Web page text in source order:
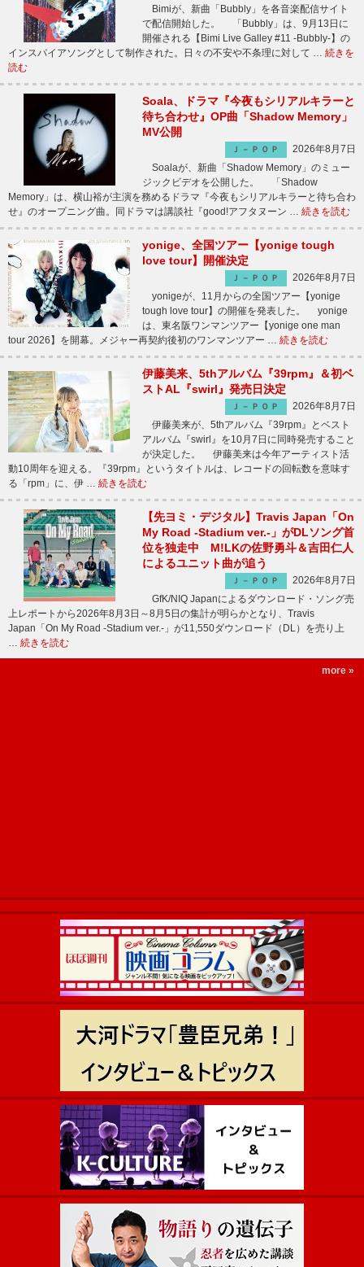
Bimiが、新曲「Bubbly」を各音楽配信サイト
で配信開始した。 「Bubbly」は、9月13日に
開催される【Bimi Live Galley #11 -Bubbly-】の
インスパイアソングとして制作された。日々の不安や不条理に対して … 続きを
読む
Soala、ドラマ『今夜もシリアルキラーと
待ち合わせ』OP曲「Shadow Memory」
MV公開
Ｊ－ＰＯＰ
2026年8月7日
Soalaが、新曲「Shadow Memory」のミュー
ジックビデオを公開した。 「Shadow
Memory」は、横山裕が主演を務めるドラマ『今夜もシリアルキラーと待ち合わ
せ』のオープニング曲。同ドラマは講談社『good!アフタヌーン … 続きを読む
yonige、全国ツアー【yonige tough
love tour】開催決定
Ｊ－ＰＯＰ
2026年8月7日
yonigeが、11月からの全国ツアー【yonige
tough love tour】の開催を発表した。 yonige
は、東名阪ワンマンツアー【yonige one man
tour 2026】を開幕。メジャー再契約後初のワンマンツアー … 続きを読む
伊藤美来、5thアルバム『39rpm』＆初ベ
ストAL『swirl』発売日決定
Ｊ－ＰＯＰ
2026年8月7日
伊藤美来が、5thアルバム『39rpm』とベスト
アルバム『swirl』を10月7日に同時発売すること
が決定した。 伊藤美来は今年アーティスト活
動10周年を迎える。『39rpm』というタイトルは、レコードの回転数を意味す
る「rpm」に、伊 … 続きを読む
【先ヨミ・デジタル】Travis Japan「On
My Road -Stadium ver.-」がDLソング首
位を独走中 M!LKの佐野勇斗＆吉田仁人
によるユニット曲が追う
Ｊ－ＰＯＰ
2026年8月7日
GfK/NIQ Japanによるダウンロード・ソング売
上レポートから2026年8月3日～8月5日の集計が明らかとなり、Travis
Japan「On My Road -Stadium ver.-」が11,550ダウンロード（DL）を売り上
… 続きを読む
more »